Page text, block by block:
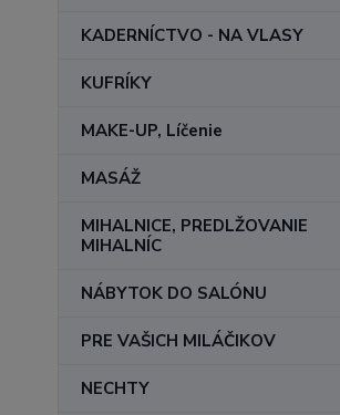
KADERNÍCTVO - NA VLASY
KUFRÍKY
MAKE-UP, Líčenie
MASÁŽ
MIHALNICE, PREDLŽOVANIE
MIHALNÍC
NÁBYTOK DO SALÓNU
PRE VAŠICH MILÁČIKOV
NECHTY